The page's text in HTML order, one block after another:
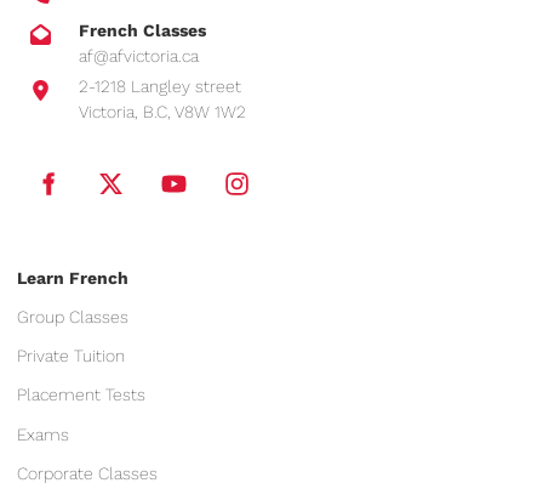
French Classes
af@afvictoria.ca
2-1218 Langley street
Victoria, B.C, V8W 1W2
Learn French
Group Classes
Private Tuition
Placement Tests
Exams
Corporate Classes